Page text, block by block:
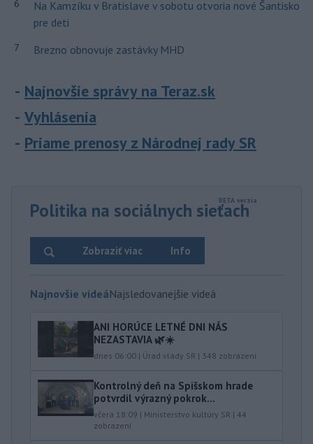
6
Na Kamzíku v Bratislave v sobotu otvoria nové Šantisko
pre deti
7 Brezno obnovuje zastávky MHD
Najnovšie správy na Teraz.sk
Vyhlásenia
Priame prenosy z Národnej rady SR
Politika na sociálnych sieťach
Info
Zobraziť viac
Najnovšie videáNajsledovanejšie videá
ANI HORÚCE LETNÉ DNI NÁS
NEZASTAVIA 🌿☀️
dnes 06:00 | Úrad vlády SR | 348 zobrazení
Kontrolný deň na Spišskom hrade
potvrdil výrazný pokrok...
včera 18:09 | Ministerstvo kultúry SR | 44
zobrazení